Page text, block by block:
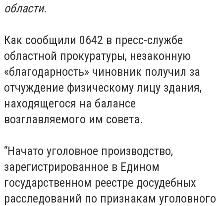
области.
Как сообщили 0642 в пресс-службе
областной прокуратуры, незаконную
«благодарность» чиновник получил за
отчуждение физическому лицу здания,
находящегося на балансе
возглавляемого им совета.
“Начато уголовное производство,
зарегистрированное в Едином
государственном реестре досудебных
расследований по признакам уголовного